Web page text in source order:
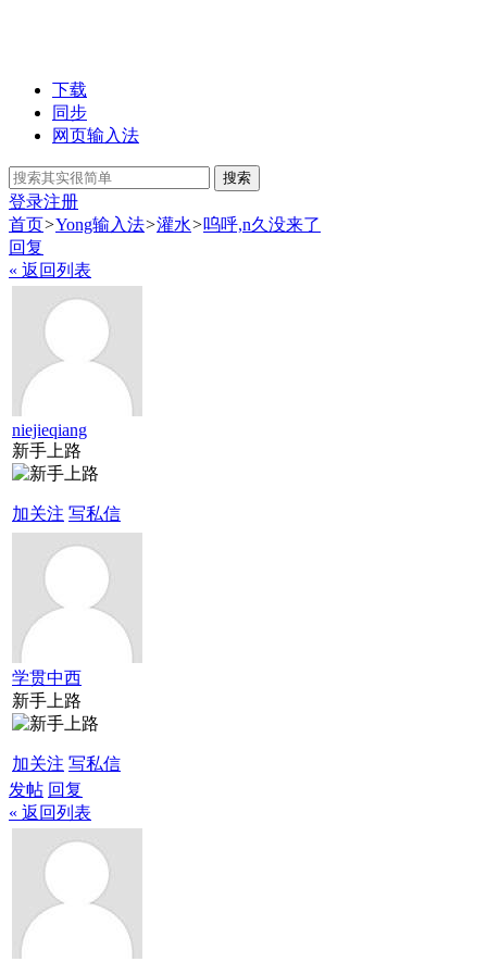
下载
同步
网页输入法
搜索
登录注册
首页>Yong输入法>灌水>呜呼,n久没来了
回复
« 返回列表
niejieqiang
新手上路
加关注 写私信
学贯中西
新手上路
加关注 写私信
发帖 回复
« 返回列表